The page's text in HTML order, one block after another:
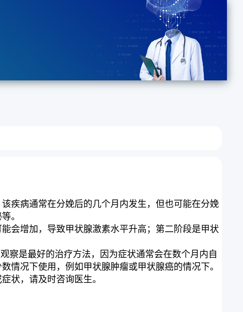
疾病通常在分娩后的几个月内发生，但也可能在分娩
。
会增加，导致甲状腺激素水平升高；第二阶段是甲状
察是最好的治疗方法，因为症状通常会在数个月内自
情况下使用，例如甲状腺肿瘤或甲状腺癌的情况下。
状，请及时咨询医生。